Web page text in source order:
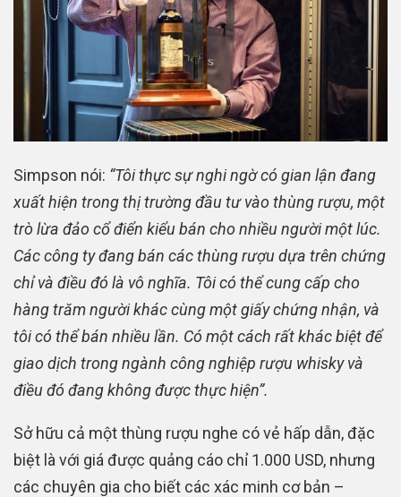
Simpson nói: “Tôi thực sự nghi ngờ có gian lận đang
xuất hiện trong thị trường đầu tư vào thùng rượu, một
trò lừa đảo cổ điển kiểu bán cho nhiều người một lúc.
Các công ty đang bán các thùng rượu dựa trên chứng
chỉ và điều đó là vô nghĩa. Tôi có thể cung cấp cho
hàng trăm người khác cùng một giấy chứng nhận, và
tôi có thể bán nhiều lần. Có một cách rất khác biệt để
giao dịch trong ngành công nghiệp rượu whisky và
điều đó đang không được thực hiện”.
Sở hữu cả một thùng rượu nghe có vẻ hấp dẫn, đặc
biệt là với giá được quảng cáo chỉ 1.000 USD, nhưng
các chuyên gia cho biết các xác minh cơ bản –